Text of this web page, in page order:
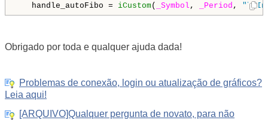
handle_autoFibo = iCustom( _Symbol , _Period ,
Obrigado por toda e qualquer ajuda dada!
Problemas de conexão, login ou atualização de gráficos?
Leia aqui!
[ARQUIVO]Qualquer pergunta de novato, para não